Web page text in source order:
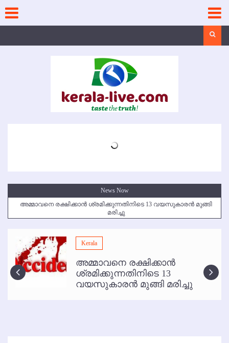
content
News Now
അമ്മാവനെ രക്ഷിക്കാന്‍ ശ്രമിക്കുന്നതിനിടെ 13 വയസുകാരന്‍ മുങ്ങി
മരിച്ചു
മമ്പുറം ആണ്ടു നേര്‍ച്ച ജൂണ്‍ 17 മുതല്‍
ഇനി രമേശ് പിഷാരടി സ്റ്റേജ് ഷോകള്‍ക്ക് ഇല്ല
കോഴിക്കോട് വിമാനത്താവളത്തില്‍ അനധികൃത പാര്‍ക്കിംഗ് പിരിവ് :
പരാതി തള്ളി
Kerala
അമ്മാവനെ രക്ഷിക്കാന്‍
ശ്രമിക്കുന്നതിനിടെ 13
വയസുകാരന്‍ മുങ്ങി മരിച്ചു